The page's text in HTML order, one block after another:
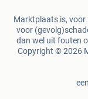
Marktplaats is,
voor
dan wel uit fouten
Copyright © 2026
een